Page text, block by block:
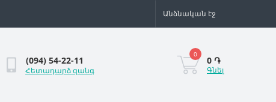
Անձնական էջ
(094) 54-22-11
Հետադարձ զանգ
0
0 ֏
Գնել